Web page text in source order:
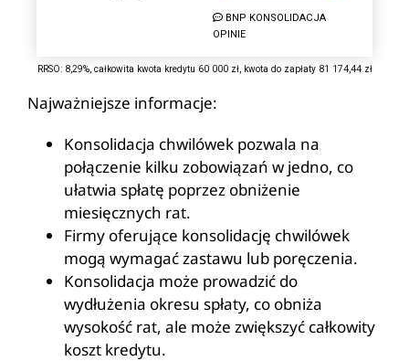
BNP KONSOLIDACJA
OPINIE
RRSO: 8,29%, całkowita kwota kredytu 60 000 zł, kwota do zapłaty 81 174,44 zł
Najważniejsze informacje:
Konsolidacja chwilówek pozwala na
połączenie kilku zobowiązań w jedno, co
ułatwia spłatę poprzez obniżenie
miesięcznych rat.
Firmy oferujące konsolidację chwilówek
mogą wymagać zastawu lub poręczenia.
Konsolidacja może prowadzić do
wydłużenia okresu spłaty, co obniża
wysokość rat, ale może zwiększyć całkowity
koszt kredytu.